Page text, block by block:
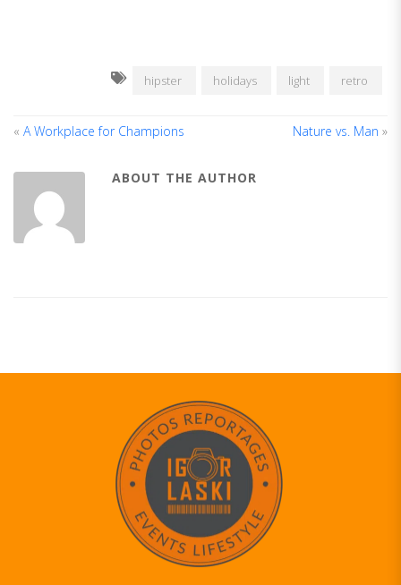
hipster holidays light retro
« A Workplace for Champions Nature vs. Man »
ABOUT THE AUTHOR